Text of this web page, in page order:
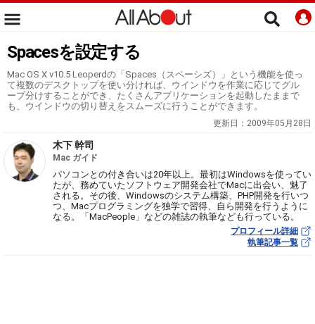
Spacesを設定する
Mac OS X v10.5 Leoperdの「Spaces（スペーシズ）」という機能を使っ
て複数のデスクトップを使い分ければ、ウインドウを作業に応じてグル
ープ分けすることができ、たくさんアプリケーションを起動したままで
も、ウインドウの切り替えをスムーズに行うことができます。
更新日： 2009年05月28日
木下 幹司
Mac ガイド
パソコンとの付き合いは20年以上。最初はWindowsを使ってい
たが、務めていたソフトウェア開発会社でMacに出会い、魅了
される。その後、Windowsのシステム構築、PHP開発を行いつ
つ、Macプログラミングを独学で習得、自ら開発を行うように
なる。「MacPeople」などの雑誌の執筆なども行っている。
プロフィール詳細
執筆記事一覧